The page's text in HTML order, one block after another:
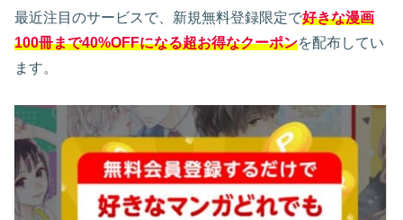
最近注目のサービスで、新規無料登録限定で好きな漫画
100冊まで40%OFFになる超お得なクーポンを配布してい
ます。